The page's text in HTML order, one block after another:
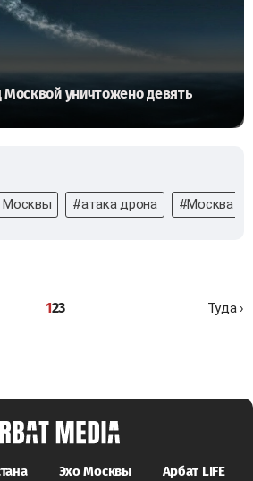
Москвой уничтожено девять
Москвы #атака дрона #Москва
123 Туда ›
Эхо Москвы Арбат LIFE